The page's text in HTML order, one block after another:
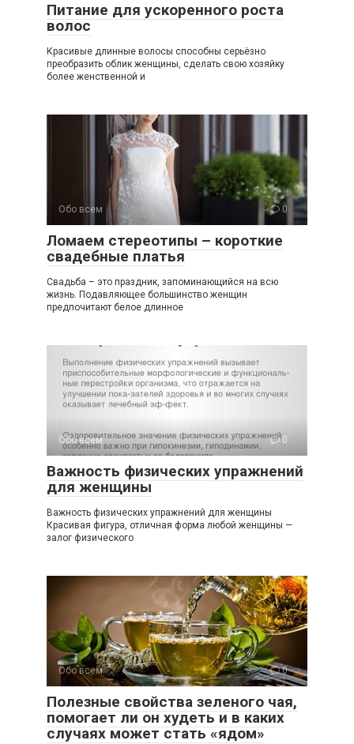
Питание для ускоренного роста
волос
Красивые длинные волосы способны серьёзно
преобразить облик женщины, сделать свою хозяйку
более женственной и
Обо всем 0
Ломаем стереотипы – короткие
свадебные платья
Свадьба – это праздник, запоминающийся на всю
жизнь. Подавляющее большинство женщин
предпочитают белое длинное
Обо всем 0
Важность физических упражнений
для женщины
Важность физических упражнений для женщины
Красивая фигура, отличная форма любой женщины —
залог физического
Обо всем 0
Полезные свойства зеленого чая,
помогает ли он худеть и в каких
случаях может стать «ядом»